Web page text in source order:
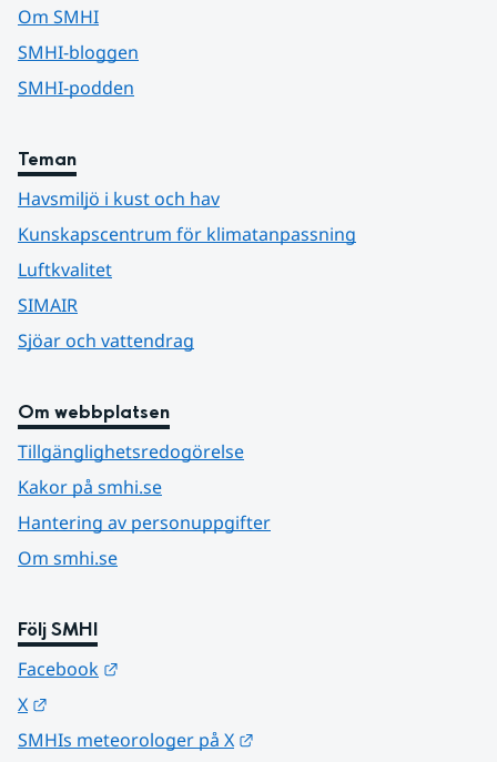
Om SMHI
SMHI-bloggen
SMHI-podden
Teman
Havsmiljö i kust och hav
Kunskapscentrum för klimatanpassning
Luftkvalitet
SIMAIR
Sjöar och vattendrag
Om webbplatsen
Tillgänglighetsredogörelse
Kakor på smhi.se
Hantering av personuppgifter
Om smhi.se
Följ SMHI
Facebook
X
SMHIs meteorologer på X